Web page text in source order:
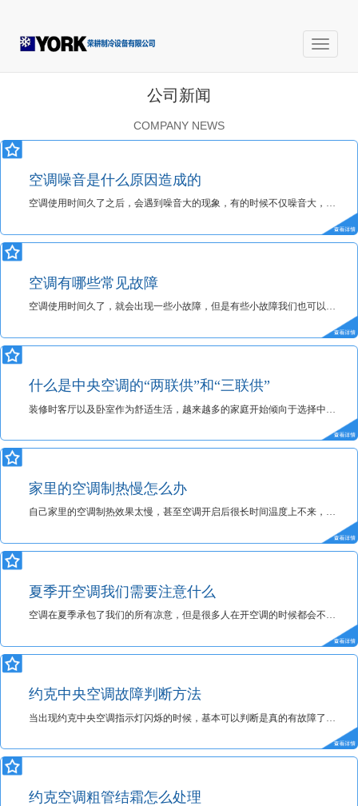
公司新闻
COMPANY NEWS
空调噪音是什么原因造成的
空调使用时间久了之后，会遇到噪音大的现象，有的时候不仅噪音大，还会发出嗡嗡的声音。那么这是什么原因造成的呢？感兴趣的朋友就跟随约克中央空调客服一起来了解下吧~
空调有哪些常见故障
空调使用时间久了，就会出现一些小故障，但是有些小故障我们也可以自己动手解决。那么空调的常见故障有哪些呢？感兴趣的朋友就跟随约克中央空调小编一起来了解下吧~
什么是中央空调的“两联供”和“三联供”
家里的空调制热慢怎么办
自己家里的空调制热效果太慢，甚至空调开启后很长时间温度上不来，是什么原因？今天约克中央空调代理为大家讲解：
夏季开空调我们需要注意什么
空调在夏季承包了我们的所有凉意，但是很多人在开空调的时候都会不注意一些问题，今天就跟随约克中央空调小编来了解下，在夏季开空调我们需要注意什么！
约克中央空调故障判断方法
约克空调粗管结霜怎么处理